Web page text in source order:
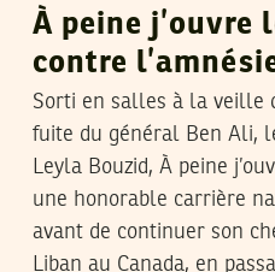
À peine j’ouvre
contre
Sorti en salles à la veille
fuite du général Ben Ali,
Leyla Bouzid, À peine
une honorable carrière
avant de continuer son
Liban au Canada, en